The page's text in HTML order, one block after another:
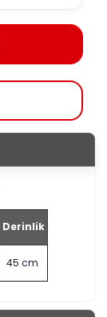
Derinlik
45 cm